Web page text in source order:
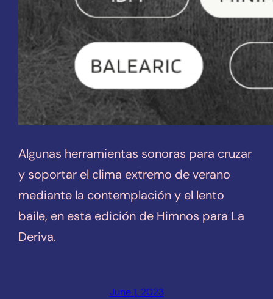
Algunas herramientas sonoras para cruzar
y soportar el clima extremo de verano
mediante la contemplación y el lento
baile, en esta edición de Himnos para La
Deriva.
June 1, 2023